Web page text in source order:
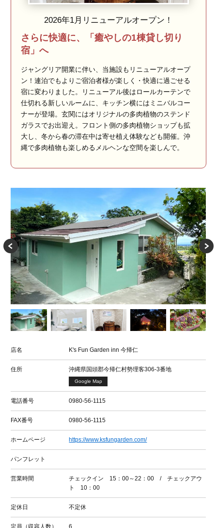
2026年1月リニューアルオープン！
さらに快適に、「癒やしの1棟貸し切り
宿」へ
ジャングリア開業に伴い、当施設もリニューアルオープ
ン！連泊でもよりご宿泊者様が楽しく・快適に過ごせる
宿に変わりました。リニューアル後はロールカーテンで
仕切れる新しいルームに、キッチン横にはミニバルコー
ナーが登場。玄関にはオリジナルの多肉植物のステンド
ガラスでお出迎え。フロント側の多肉植物ショップも拡
大し、冬から春の滞在中は寄せ植え体験なども開催。沖
縄で多肉植物も楽しめるメルヘンな空間を楽しんで。
店名 K's Fun Garden inn 今帰仁
住所 沖縄県国頭郡今帰仁村勢理客306-3番地
Google Map
電話番号 0980-56-1115
FAX番号 0980-56-1115
ホームページ https://www.ksfungarden.com/
パンフレット
営業時間
チェックイン 15：00～22：00 / チェックアウ
ト 10：00
定休日 不定休
定員（収容人数） 6